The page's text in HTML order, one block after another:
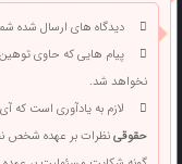
دیدگاه های ارسال شده
پیام هایی که حاوی
نخواهد شد.
لازم به یادآوری است
حقوقینظرات بر عهده شخص